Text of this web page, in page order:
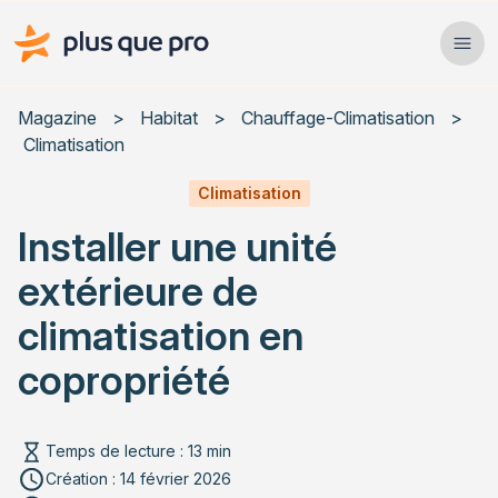
Plus que pro Mag'
Habitat
Actualités
Rechercher un article
Magazine > Habitat > Chauffage-Climatisation
>
Climatisation
Climatisation
Installer une unité
extérieure de
climatisation en
copropriété
Temps de lecture : 13 min
Création : 14 février 2026